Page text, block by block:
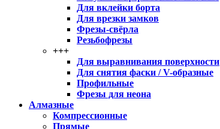
Для вклейки борта
Для врезки замков
Фрезы-свёрла
Резьбофрезы
+++
Для выравнивания поверхности
Для снятия фаски / V-образные
Профильные
Фрезы для неона
Алмазные
Компрессионные
Прямые